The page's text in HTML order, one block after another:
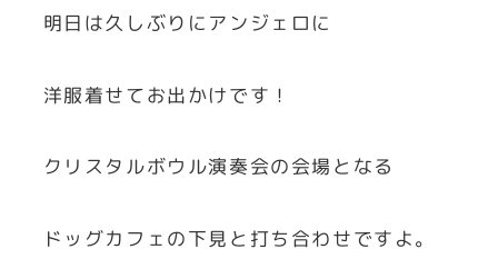
明日は久しぶりにアンジェロに
洋服着せてお出かけです！
クリスタルボウル演奏会の会場となる
ドッグカフェの下見と打ち合わせですよ。